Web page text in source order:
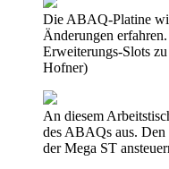
Die ABAQ-Platine
Änderungen
Erweiterungs-Slots
Hofner)
An diesem
des ABAQs aus.
der Mega ST